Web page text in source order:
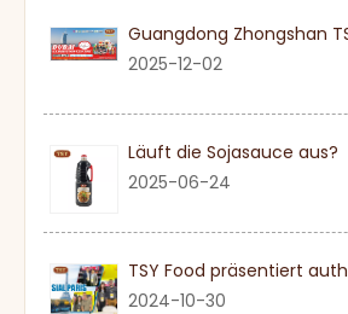
2025-12-02
Läuft die Sojasauce aus?
2025-06-24
2024-10-30